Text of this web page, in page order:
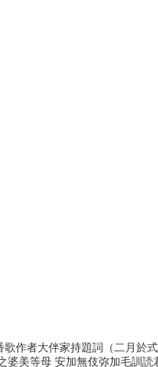
作者大伴家持題詞（二月於
美等母 安加無伎弥加毛訓読